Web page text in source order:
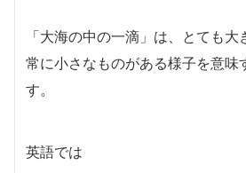
「大海の中の一滴」は、とても
常に小さなものがある様子を意味
す。
英語では